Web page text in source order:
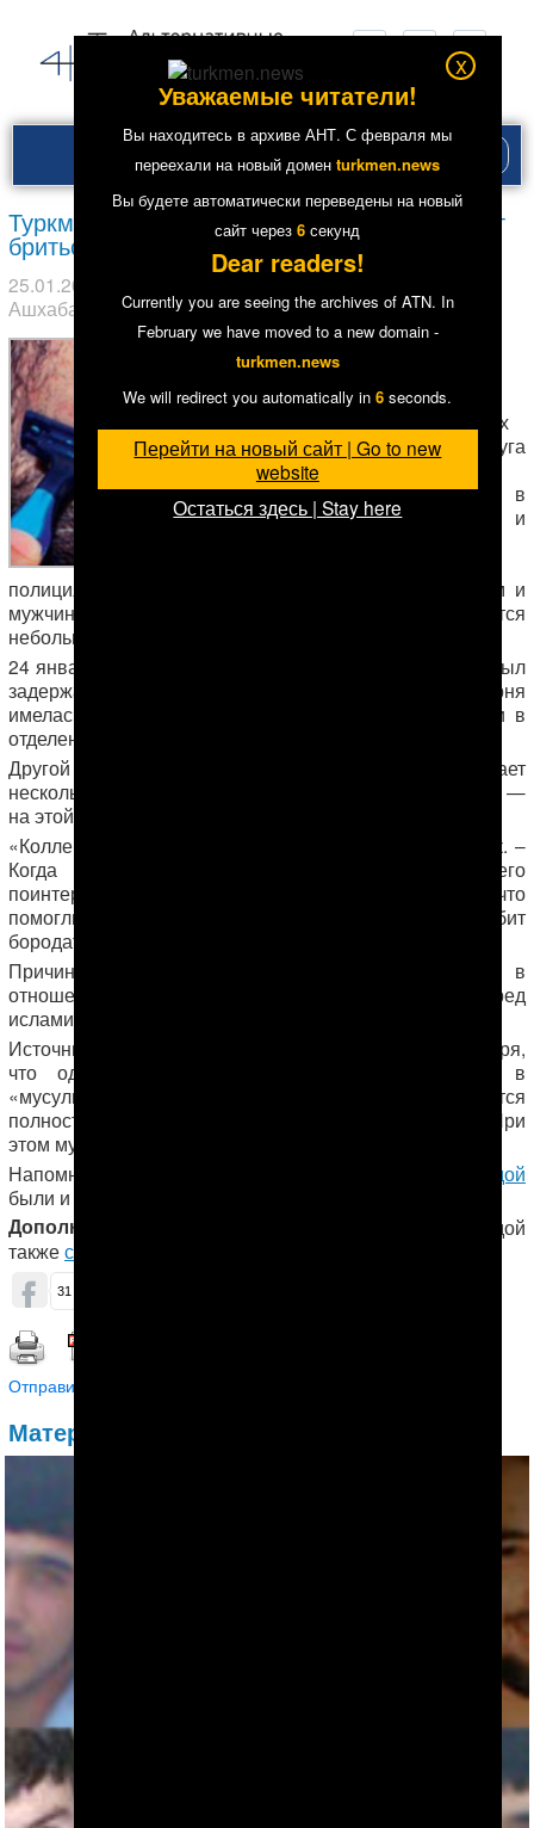
меню
Туркменистан: Людей с бородой заставляют
бриться
25.01.2019
Ашхабад
Религия,Туркменабад 4
9000
нескольких
независимых
друг от друга
АНТ в
Ашхабаде и
полиция вновь проявляет интерес к молодым людям и
мужчинам среднего возраста, у которых имеется
небольшая борода или даже щетина.
24 января в 6 микрорайоне столицы прямо на улице был
задержан молодой человек. По словам очевидца, у парня
имелась растительность на лице. В итоге его отвели в
отделение и вручили в руки бритву.
Другой источник из Ашхабада сообщил, что знает
нескольких парней, которых забрали «на Житникова» —
на этой улице находится комплекс зданий МВД и МНБ.
«Коллега провел там двое суток, — сообщил источник. –
Когда пришел на работу, начальник у него
поинтересовался: что, сумел выйти? Тот ответил, что
помогли знакомые. По его словам, “Житникова забит
бородатыми”».
Причину такой активности туркменских спецслужб в
отношении небритых людей называют страх перед
исламизацией мужского населения.
Источник АНТ в Лебапском велаяте сообщил 25 января,
что одного из его родственников с бородкой в
«мусульманском» стиле (когда усы сбриваются
полностью) продержали в полиции несколько дней. При
этом мужчину заставляли выпить алкоголь.
Напомним, случаи
задержания молодых людей с бородой
были и раньше.
Дополнение:
о фактах задержания мужчин с бородой
такжесообщила
31
Отправить другу
Материалы по теме:
x
Уважаемые читатели!
Вы находитесь в архиве АНТ. С февраля мы
переехали на новый доменturkmen.news
Вы будете автоматически переведены на новый
сайт через6 секунд
Dear readers!
Currently you are seeing the archives of ATN. In
February we have moved to a new domain -
turkmen.news
We will redirect you automatically in6 seconds.
Перейти на новый сайт | Go to new
website
Остаться здесь | Stay here